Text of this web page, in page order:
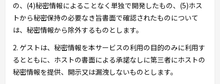
の、(4)秘密情報によることなく単独で開発したもの、(5)ホス
トから秘密保持の必要なき旨書面で確認されたものについて
は、秘密情報から除外するものとします。
2. ゲストは、秘密情報を本サービスの利用の目的のみに利用す
るとともに、ホストの書面による承諾なしに第三者にホストの
秘密情報を提供、開示又は漏洩しないものとします。